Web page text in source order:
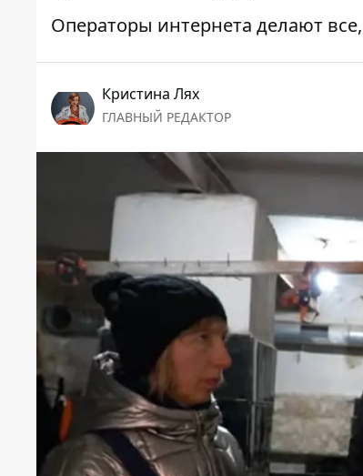
Операторы интернета делают
Кристина Лях
ГЛАВНЫЙ РЕДАКТОР